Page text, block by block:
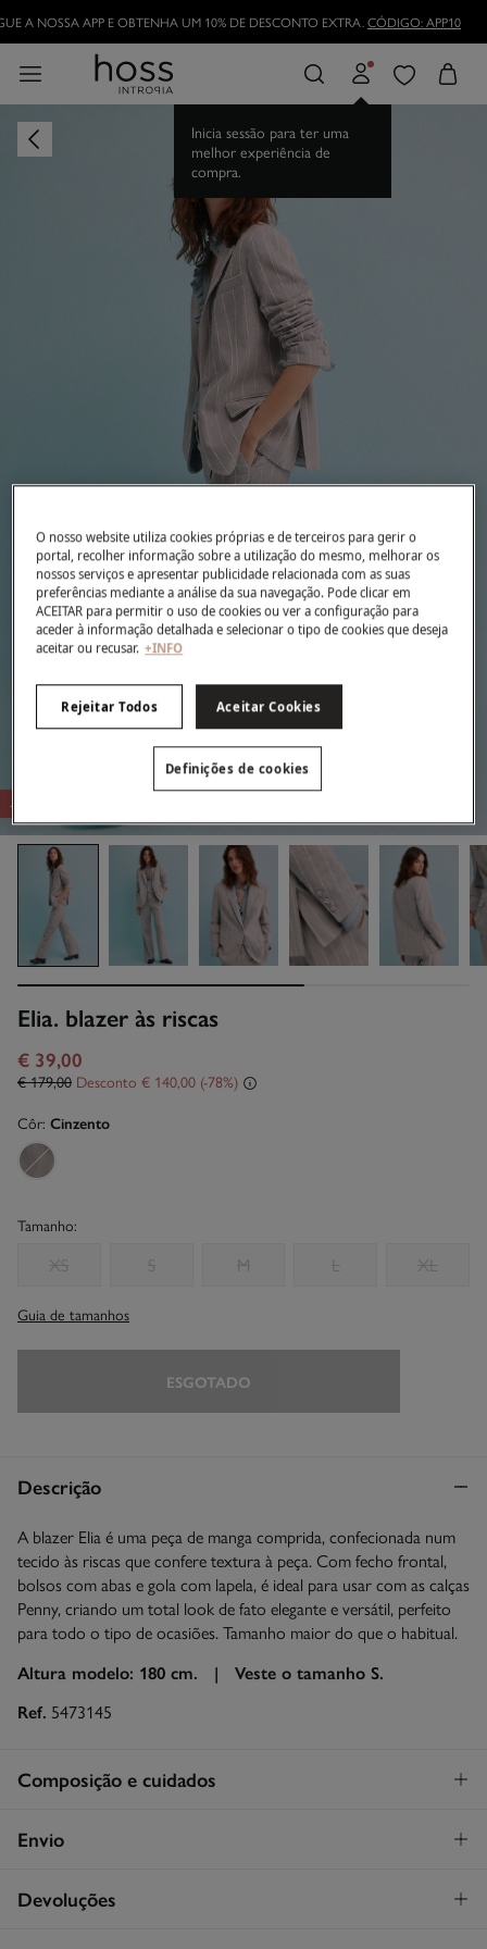
A NOSSA APP E OBTENHA UM 10% DE DESCONTO EXTRA.CÓDIGO: APP10
Inicia sessão para ter uma
melhor experiência de
compra.
-78%
Elia. blazer às riscas
€ 39,00
€ 179,00 Desconto € 140,00 78
Côr: Cinzento
Tamanho:
XS S M L XL
Guia de tamanhos
ESGOTADO
Descrição
A blazer Elia é uma peça de manga comprida, confecionada num
tecido às riscas que confere textura à peça. Com fecho frontal,
bolsos com abas e gola com lapela, é ideal para usar com as calças
Penny, criando um total look de fato elegante e versátil, perfeito
para todo o tipo de ocasiões. Tamanho maior do que o habitual.
Altura modelo: 180 cm. | Veste o tamanho S.
Ref. 5473145
Composição e cuidados
Composição
Cuidados
Envio
STANDARD
Devoluções
O nosso website utiliza cookies próprias e de terceiros para gerir o
portal, recolher informação sobre a utilização do mesmo, melhorar os
nossos serviços e apresentar publicidade relacionada com as suas
preferências mediante a análise da sua navegação. Pode clicar em
ACEITAR para permitir o uso de cookies ou ver a configuração para
aceder à informação detalhada e selecionar o tipo de cookies que deseja
aceitar ou recusar. +INFO
Rejeitar Todos Aceitar Cookies
Definições de cookies